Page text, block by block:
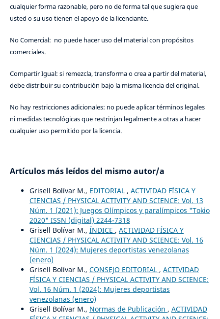
cualquier forma razonable, pero no de forma tal que sugiera que
usted o su uso tienen el apoyo de la licenciante.
No Comercial: no puede hacer uso del material con propósitos
comerciales.
Compartir Igual: si remezcla, transforma o crea a partir del material,
debe distribuir su contribución bajo la misma licencia del original.
No hay restricciones adicionales: no puede aplicar términos legales
ni medidas tecnológicas que restrinjan legalmente a otras a hacer
cualquier uso permitido por la licencia.
Artículos más leídos del mismo autor/a
Grisell Bolívar M., EDITORIAL , ACTIVIDAD FÍSICA Y
CIENCIAS / PHYSICAL ACTIVITY AND SCIENCE: Vol. 13
Núm. 1 (2021): Juegos Olímpicos y paralímpicos "Tokio
2020" ISSN (digital) 2244-7318
Grisell Bolívar M., ÍNDICE , ACTIVIDAD FÍSICA Y
CIENCIAS / PHYSICAL ACTIVITY AND SCIENCE: Vol. 16
Núm. 1 (2024): Mujeres deportistas venezolanas
(enero)
Grisell Bolívar M., CONSEJO EDITORIAL , ACTIVIDAD
FÍSICA Y CIENCIAS / PHYSICAL ACTIVITY AND SCIENCE:
Vol. 16 Núm. 1 (2024): Mujeres deportistas
venezolanas (enero)
Grisell Bolívar M., Normas de Publicación , ACTIVIDAD